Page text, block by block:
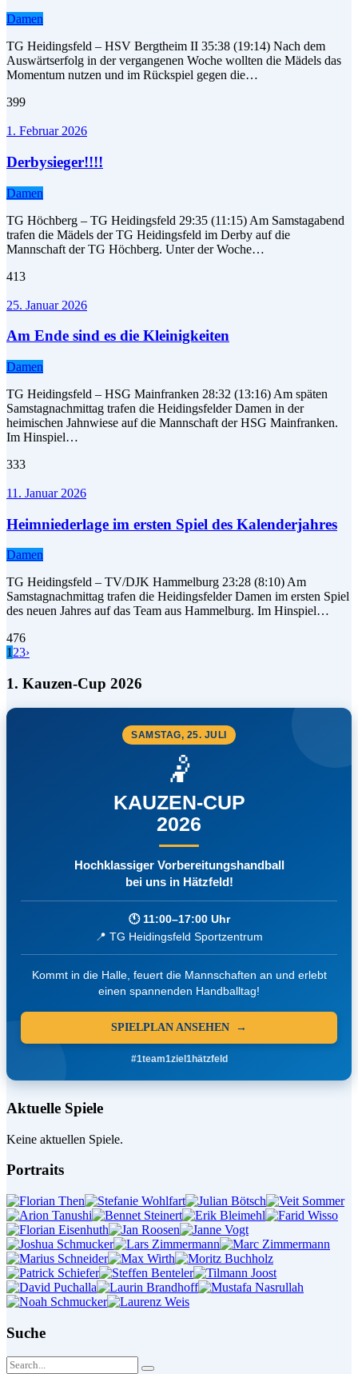
Damen
TG Heidingsfeld – HSV Bergtheim II 35:38 (19:14) Nach dem
Auswärtserfolg in der vergangenen Woche wollten die Mädels das
Momentum nutzen und im Rückspiel gegen die…
399
1. Februar 2026
Derbysieger!!!!
Damen
TG Höchberg – TG Heidingsfeld 29:35 (11:15) Am Samstagabend
trafen die Mädels der TG Heidingsfeld im Derby auf die
Mannschaft der TG Höchberg. Unter der Woche…
413
25. Januar 2026
Am Ende sind es die Kleinigkeiten
Damen
TG Heidingsfeld – HSG Mainfranken 28:32 (13:16) Am späten
Samstagnachmittag trafen die Heidingsfelder Damen in der
heimischen Jahnwiese auf die Mannschaft der HSG Mainfranken.
Im Hinspiel…
333
11. Januar 2026
Heimniederlage im ersten Spiel des Kalenderjahres
Damen
TG Heidingsfeld – TV/DJK Hammelburg 23:28 (8:10) Am
Samstagnachmittag trafen die Heidingsfelder Damen im ersten Spiel
des neuen Jahres auf das Team aus Hammelburg. Im Hinspiel…
476
1 23›
1. Kauzen-Cup 2026
SAMSTAG, 25. JULI
🤾
KAUZEN-CUP
2026
Hochklassiger Vorbereitungshandball
bei uns in Hätzfeld!
🕚 11:00–17:00 Uhr
📍 TG Heidingsfeld Sportzentrum
Kommt in die Halle, feuert die Mannschaften an und erlebt
einen spannenden Handballtag!
SPIELPLAN ANSEHEN →
#1team1ziel1hätzfeld
Aktuelle Spiele
Keine aktuellen Spiele.
Portraits
Suche